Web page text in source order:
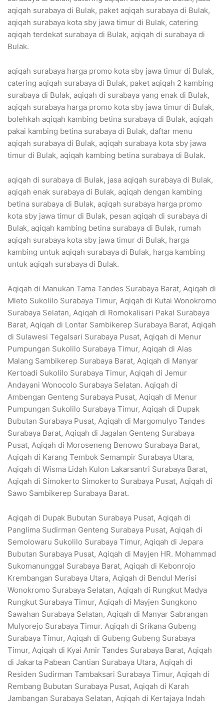
aqiqah surabaya di Bulak, paket aqiqah surabaya di Bulak,
aqiqah surabaya kota sby jawa timur di Bulak, catering
aqiqah terdekat surabaya di Bulak, aqiqah di surabaya di
Bulak.
aqiqah surabaya harga promo kota sby jawa timur di Bulak,
catering aqiqah surabaya di Bulak, paket aqiqah 2 kambing
surabaya di Bulak, aqiqah di surabaya yang enak di Bulak,
aqiqah surabaya harga promo kota sby jawa timur di Bulak,
bolehkah aqiqah kambing betina surabaya di Bulak, aqiqah
pakai kambing betina surabaya di Bulak, daftar menu
aqiqah surabaya di Bulak, aqiqah surabaya kota sby jawa
timur di Bulak, aqiqah kambing betina surabaya di Bulak.
aqiqah di surabaya di Bulak, jasa aqiqah surabaya di Bulak,
aqiqah enak surabaya di Bulak, aqiqah dengan kambing
betina surabaya di Bulak, aqiqah surabaya harga promo
kota sby jawa timur di Bulak, pesan aqiqah di surabaya di
Bulak, aqiqah kambing betina surabaya di Bulak, rumah
aqiqah surabaya kota sby jawa timur di Bulak, harga
kambing untuk aqiqah surabaya di Bulak, harga kambing
untuk aqiqah surabaya di Bulak.
Aqiqah di Manukan Tama Tandes Surabaya Barat, Aqiqah di
Mleto Sukolilo Surabaya Timur, Aqiqah di Kutai Wonokromo
Surabaya Selatan, Aqiqah di Romokalisari Pakal Surabaya
Barat, Aqiqah di Lontar Sambikerep Surabaya Barat, Aqiqah
di Sulawesi Tegalsari Surabaya Pusat, Aqiqah di Menur
Pumpungan Sukolilo Surabaya Timur, Aqiqah di Alas
Malang Sambikerep Surabaya Barat, Aqiqah di Manyar
Kertoadi Sukolilo Surabaya Timur, Aqiqah di Jemur
Andayani Wonocolo Surabaya Selatan. Aqiqah di
Ambengan Genteng Surabaya Pusat, Aqiqah di Menur
Pumpungan Sukolilo Surabaya Timur, Aqiqah di Dupak
Bubutan Surabaya Pusat, Aqiqah di Margomulyo Tandes
Surabaya Barat, Aqiqah di Jagalan Genteng Surabaya
Pusat, Aqiqah di Moroseneng Benowo Surabaya Barat,
Aqiqah di Karang Tembok Semampir Surabaya Utara,
Aqiqah di Wisma Lidah Kulon Lakarsantri Surabaya Barat,
Aqiqah di Simokerto Simokerto Surabaya Pusat, Aqiqah di
Sawo Sambikerep Surabaya Barat.
Aqiqah di Dupak Bubutan Surabaya Pusat, Aqiqah di
Panglima Sudirman Genteng Surabaya Pusat, Aqiqah di
Semolowaru Sukolilo Surabaya Timur, Aqiqah di Jepara
Bubutan Surabaya Pusat, Aqiqah di Mayjen HR. Mohammad
Sukomanunggal Surabaya Barat, Aqiqah di Kebonrojo
Krembangan Surabaya Utara, Aqiqah di Bendul Merisi
Wonokromo Surabaya Selatan, Aqiqah di Rungkut Madya
Rungkut Surabaya Timur, Aqiqah di Mayjen Sungkono
Sawahan Surabaya Selatan, Aqiqah di Manyar Sabrangan
Mulyorejo Surabaya Timur. Aqiqah di Srikana Gubeng
Surabaya Timur, Aqiqah di Gubeng Gubeng Surabaya
Timur, Aqiqah di Kyai Amir Tandes Surabaya Barat, Aqiqah
di Jakarta Pabean Cantian Surabaya Utara, Aqiqah di
Residen Sudirman Tambaksari Surabaya Timur, Aqiqah di
Rembang Bubutan Surabaya Pusat, Aqiqah di Karah
Jambangan Surabaya Selatan, Aqiqah di Kertajaya Indah